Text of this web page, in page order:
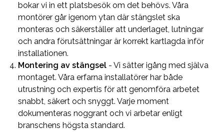
bokar vi in ett platsbesök om det behövs. Våra
montörer går igenom ytan där stängslet ska
monteras och säkerställer att underlaget, lutningar
och andra förutsättningar är korrekt kartlagda inför
installationen.
Montering av stängsel - Vi sätter igång med själva
montaget. Våra erfarna installatörer har både
utrustning och expertis för att genomföra arbetet
snabbt, säkert och snyggt. Varje moment
dokumenteras noggrant och vi arbetar enligt
branschens högsta standard.